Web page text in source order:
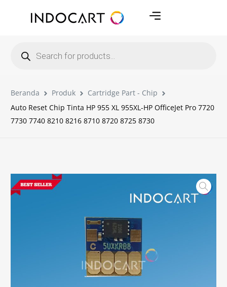
Beranda Produk
Cartridge Part - Chip
Auto Reset Chip Tinta HP 955 XL 955XL-HP OfficeJet Pro 7720
7730 7740 8210 8216 8710 8720 8725 8730